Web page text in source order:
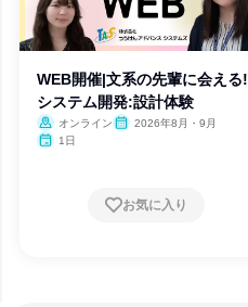
WEB開催|文系の先輩に会える!
システム開発:設計体験
オンライン
2026年8月・9月
1日
お気に入り